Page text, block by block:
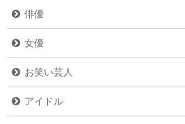
俳優
女優
お笑い芸人
アイドル